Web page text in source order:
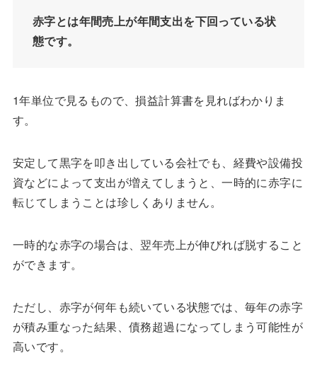
赤字とは年間売上が年間支出を下回っている状
態です。
1年単位で見るもので、損益計算書を見ればわかりま
す。
安定して黒字を叩き出している会社でも、経費や設備投
資などによって支出が増えてしまうと、一時的に赤字に
転じてしまうことは珍しくありません。
一時的な赤字の場合は、翌年売上が伸びれば脱すること
ができます。
ただし、赤字が何年も続いている状態では、毎年の赤字
が積み重なった結果、債務超過になってしまう可能性が
高いです。